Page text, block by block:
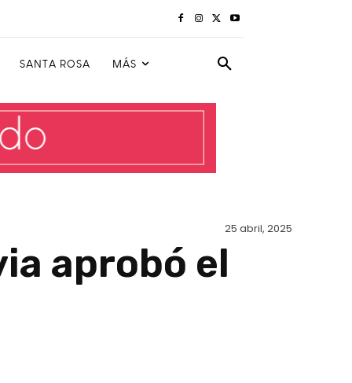
SANTA ROSA MÁS
25 abril, 2025
aprobó el